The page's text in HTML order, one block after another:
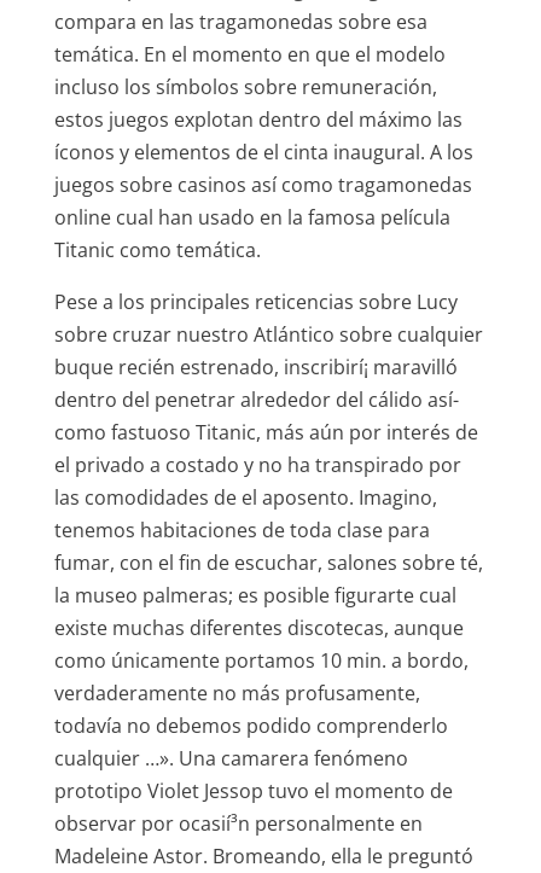
compara en las tragamonedas sobre esa
temática. En el momento en que el modelo
incluso los símbolos sobre remuneración,
estos juegos explotan dentro del máximo las
íconos y elementos de el cinta inaugural. A los
juegos sobre casinos así­ como tragamonedas
online cual han usado en la famosa película
Titanic como temática.
Pese a los principales reticencias sobre Lucy
sobre cruzar nuestro Atlántico sobre cualquier
buque recién estrenado, inscribirí¡ maravilló
dentro del penetrar alrededor del cálido así­
como fastuoso Titanic, más aún por interés de
el privado a costado y no ha transpirado por
las comodidades de el aposento. Imagino,
tenemos habitaciones de toda clase para
fumar, con el fin de escuchar, salones sobre té,
la museo palmeras; es posible figurarte cual
existe muchas diferentes discotecas, aunque
como únicamente portamos 10 min. a bordo,
verdaderamente no más profusamente,
todavía no debemos podido comprenderlo
cualquier …». Una camarera fenómeno
prototipo Violet Jessop tuvo el momento de
observar por ocasií³n personalmente en
Madeleine Astor. Bromeando, ella le preguntó